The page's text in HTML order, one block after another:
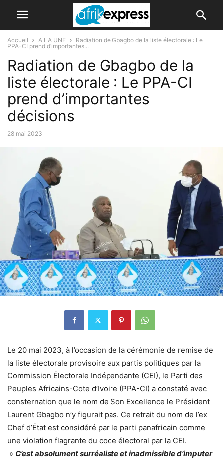
Accueil A LA UNE
Radiation de Gbagbo de la liste électorale : Le
PPA-CI prend d’importantes...
Radiation de Gbagbo de la
liste électorale : Le PPA-CI
prend d’importantes
décisions
28 mai 2023
Le 20 mai 2023, à l’occasion de la cérémonie de remise de
la liste électorale provisoire aux partis politiques par la
Commission Électorale Indépendante (CEI), le Parti des
Peuples Africains-Cote d’Ivoire (PPA-CI) a constaté avec
consternation que le nom de Son Excellence le Président
Laurent Gbagbo n’y figurait pas. Ce retrait du nom de l’ex
Chef d’État est considéré par le parti panafricain comme
une violation flagrante du code électoral par la CEI.
» C’est absolument surréaliste et inadmissible d’imputer